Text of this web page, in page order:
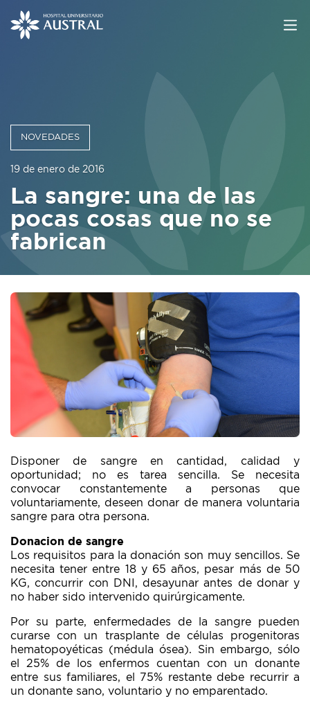
NOVEDADES
19 de enero de 2016
La sangre: una de las
pocas cosas que no se
fabrican
Disponer de sangre en cantidad, calidad y
oportunidad; no es tarea sencilla. Se necesita
convocar constantemente a personas que
voluntariamente, deseen donar de manera voluntaria
sangre para otra persona.
Donacion de sangre
Los requisitos para la donación son muy sencillos. Se
necesita tener entre 18 y 65 años, pesar más de 50
KG, concurrir con DNI, desayunar antes de donar y
no haber sido intervenido quirúrgicamente.
Por su parte, enfermedades de la sangre pueden
curarse con un trasplante de células progenitoras
hematopoyéticas (médula ósea). Sin embargo, sólo
el 25% de los enfermos cuentan con un donante
entre sus familiares, el 75% restante debe recurrir a
un donante sano, voluntario y no emparentado.